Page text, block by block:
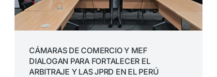
CÁMARAS DE COMERCIO Y MEF
DIALOGAN PARA FORTALECER EL
ARBITRAJE Y LAS JPRD EN EL PERÚ